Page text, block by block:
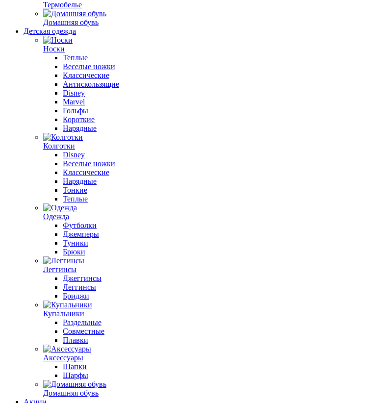
Термобелье
Домашняя обувь
Детская одежда
Носки
Теплые
Веселые ножки
Классические
Антискользящие
Disney
Marvel
Гольфы
Короткие
Нарядные
Колготки
Disney
Веселые ножки
Классические
Нарядные
Тонкие
Теплые
Одежда
Футболки
Джемперы
Туники
Брюки
Леггинсы
Джеггинсы
Леггинсы
Бриджи
Купальники
Раздельные
Совместные
Плавки
Аксессуары
Шапки
Шарфы
Домашняя обувь